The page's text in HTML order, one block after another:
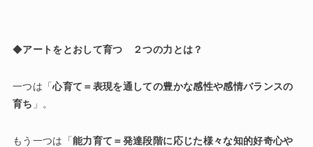
◆アートをとおして育つ ２つの力とは？
一つは「心育て＝表現を通しての豊かな感性や感情バランスの
育ち 」。
もう一つは「能力育て＝発達段階に応じた様々な知的好奇心や